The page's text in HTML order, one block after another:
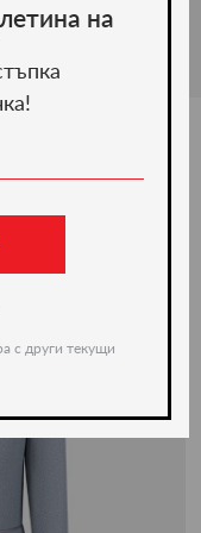
на
с други текущи